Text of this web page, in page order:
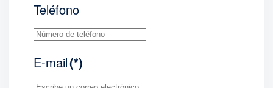
Teléfono
E-mail(*)